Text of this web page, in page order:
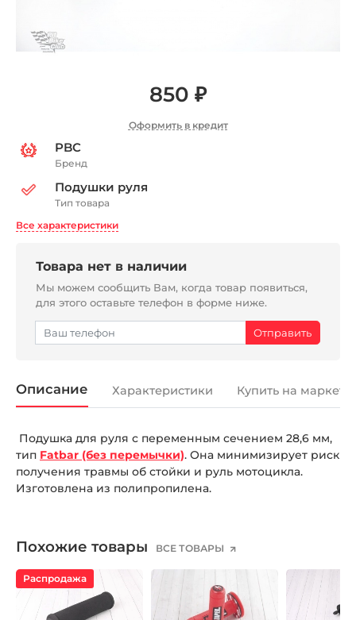
850 ₽
Оформить в кредит
PBC
Бренд
Подушки руля
Тип товара
Все характеристики
Товара нет в наличии
Мы можем сообщить Вам, когда товар появиться,
для этого оставьте телефон в форме ниже.
Описание Характеристики Купить на
Подушка для руля с переменным сечением 28,6 мм,
тип Fatbar (без перемычки). Она минимизирует риск
получения травмы об стойки и руль мотоцикла.
Изготовлена из полипропилена.
Похожие товары ВСЕ ТОВАРЫ
Распродажа